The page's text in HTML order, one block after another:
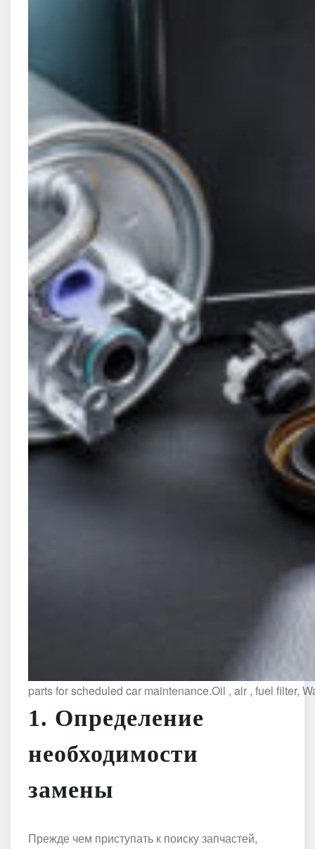
parts for scheduled car maintenance.Oil , air , fuel filter,
1. Определение
необходимости
замены
Прежде чем приступать к поиску запчастей,